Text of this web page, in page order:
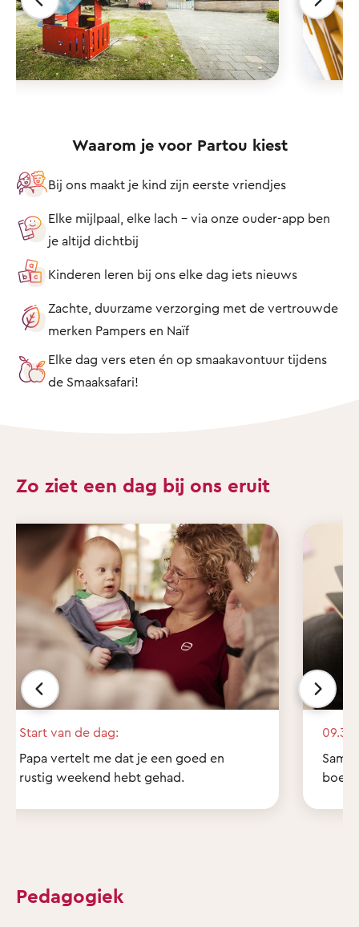
Waarom je voor Partou kiest
Bij ons maakt je kind zijn eerste vriendjes
Elke mijlpaal, elke lach – via onze ouder-app ben
je altijd dichtbij
Kinderen leren bij ons elke dag iets nieuws
Zachte, duurzame verzorging met de vertrouwde
merken Pampers en Naïf
Elke dag vers eten én op smaakavontuur tijdens
de Smaaksafari!
Zo ziet een dag bij ons eruit
Start van de dag:
Papa vertelt me dat je een goed en
rustig weekend hebt gehad.
09.30
Pedagogiek